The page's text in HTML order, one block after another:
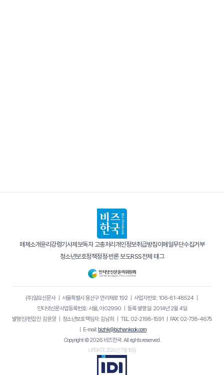
매체소개윤리강령기사제보독자 고충처리 개인정보취급방침이메일무단수집거부
청소년보호정책정정·반론 보도RSS전체 태그
(주)일요신문사｜ 서울특별시 용산구 만리재로 192｜ 사업자번호: 106-81-48524｜
인터넷신문사업등록번호: 서울, 아02990
등록·발행일: 2014년 2월 4일
발행인/편집인: 김원양｜ 청소년보호책임자: 김남희 TEL: 02-2198-1591
FAX: 02-738-4675
E-mail: bizhk@bizhankook.com
Copyright © 2026 비즈한국. All rights reserved.
UPDATE 2026년 7월 16일